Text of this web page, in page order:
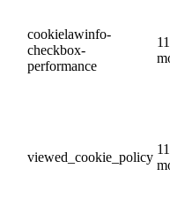
cookielawinfo-
checkbox-
performance
11
viewed_cookie_policy
11